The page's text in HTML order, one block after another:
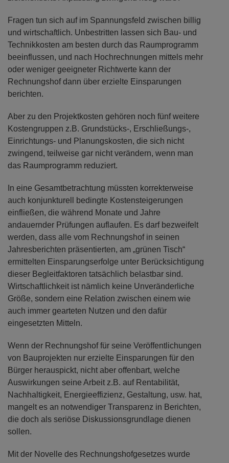
Fragen tun sich auf im Spannungsfeld zwischen billig
und wirtschaftlich. Unbestritten lassen sich Bau- und
Technikkosten am besten durch das Raumprogramm
beeinflussen, und nach Hochrechnungen mittels mehr
oder weniger geeigneter Richtwerte kann der
Rechnungshof dann über erzielte Einsparungen
berichten.
Aber zu den Projektkosten gehören noch fünf weitere
Kostengruppen z.B. Grundstücks-, Erschließungs-,
Einrichtungs- und Planungskosten, die sich nicht
zwingend, teilweise gar nicht verändern, wenn man
das Raumprogramm reduziert.
In eine Gesamtbetrachtung müssten korrekterweise
auch konjunkturell bedingte Kostensteigerungen
einfließen, die während Monate und Jahre
andauernder Prüfungen auflaufen. Es darf bezweifelt
werden, dass alle vom Rechnungshof in seinen
Jahresberichten präsentierten, am „grünen Tisch“
ermittelten Einsparungserfolge unter Berücksichtigung
dieser Begleitfaktoren tatsächlich belastbar sind.
Wirtschaftlichkeit ist nämlich keine Unveränderliche
Größe, sondern eine Relation zwischen einem wie
auch immer gearteten Nutzen und den dafür
eingesetzten Mitteln.
Wenn der Rechnungshof für seine Veröffentlichungen
von Bauprojekten nur erzielte Einsparungen für den
Bürger herauspickt, nicht aber offenbart, welche
Auswirkungen seine Arbeit z.B. auf Rentabilität,
Nachhaltigkeit, Energieeffizienz, Gestaltung, usw. hat,
mangelt es an notwendiger Transparenz in Berichten,
die doch als seriöse Diskussionsgrundlage dienen
sollen.
Mit der Novelle des Rechnungshofgesetzes wurde